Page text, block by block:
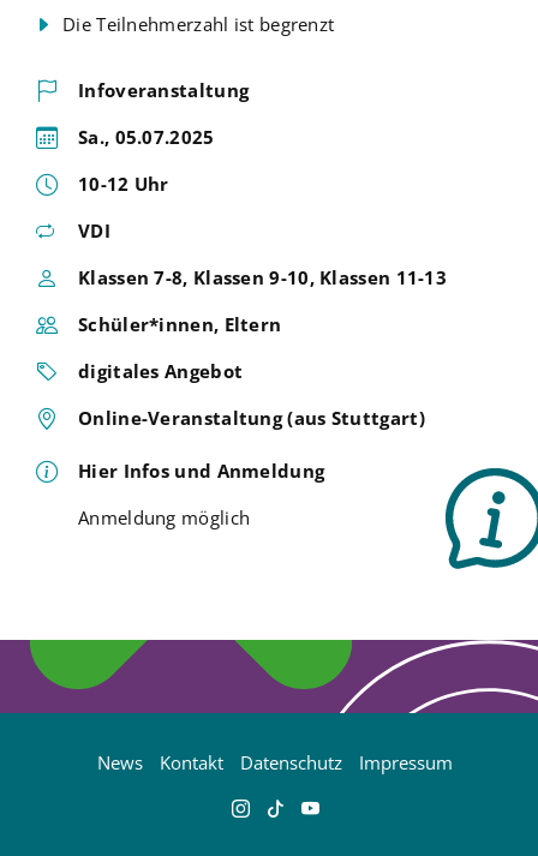
Die Teilnehmerzahl ist begrenzt
Infoveranstaltung
Sa., 05.07.2025
10-12 Uhr
VDI
Klassen 7-8, Klassen 9-10, Klassen 11-13
Schüler*innen, Eltern
digitales Angebot
Online-Veranstaltung (aus Stuttgart)
Hier Infos und Anmeldung
Anmeldung möglich
News Kontakt Datenschutz Impressum